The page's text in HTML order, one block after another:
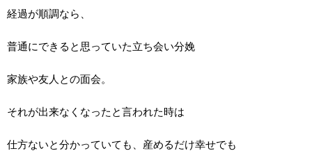
経過が順調なら、
普通にできると思っていた立ち会い分娩
家族や友人との面会。
それが出来なくなったと言われた時は
仕方ないと分かっていても、産めるだけ幸せでも